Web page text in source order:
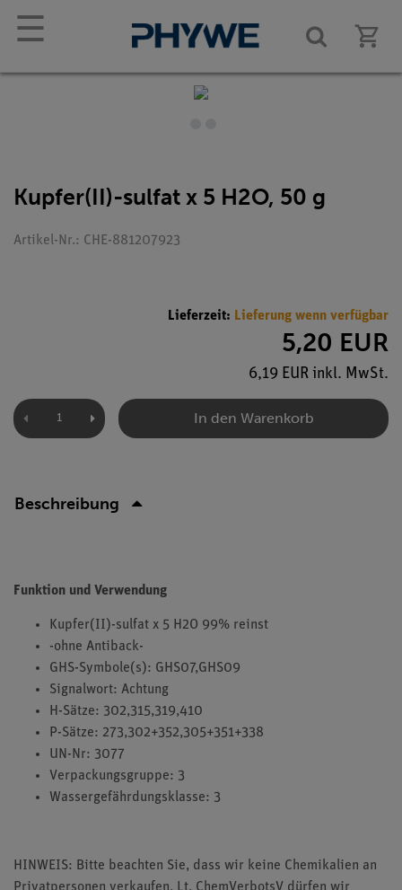
☰
Kupfer(II)-sulfat x 5 H2O, 50 g
Artikel-Nr.: CHE-881207923
Lieferzeit: Lieferung wenn verfügbar
5,20 EUR
6,19 EUR inkl. MwSt.
In den Warenkorb
Beschreibung
Funktion und Verwendung
Kupfer(II)-sulfat x 5 H2O 99% reinst
-ohne Antiback-
GHS-Symbole(s): GHS07,GHS09
Signalwort: Achtung
H-Sätze: 302,315,319,410
P-Sätze: 273,302+352,305+351+338
UN-Nr: 3077
Verpackungsgruppe: 3
Wassergefährdungsklasse: 3
HINWEIS: Bitte beachten Sie, dass wir keine Chemikalien an